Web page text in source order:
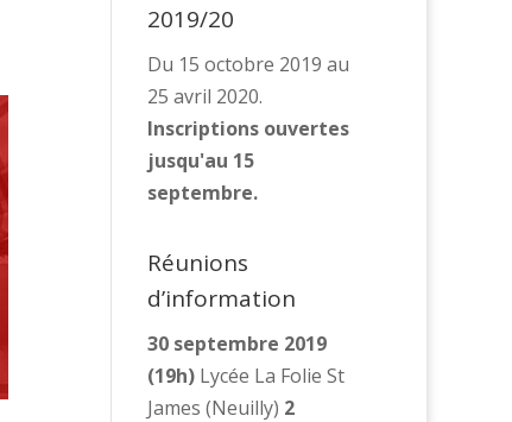
2019/20
Du 15 octobre 2019 au
25 avril 2020.
Inscriptions ouvertes
jusqu'au 15
septembre.
Réunions
d’information
30 septembre 2019
(19h)Lycée La Folie St
James (Neuilly) 2